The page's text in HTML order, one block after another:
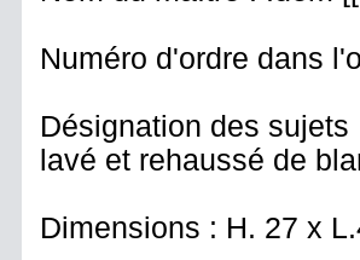
Numéro d'ordre dans
Désignation des
lavé et rehaussé de
Dimensions : H. 27 x